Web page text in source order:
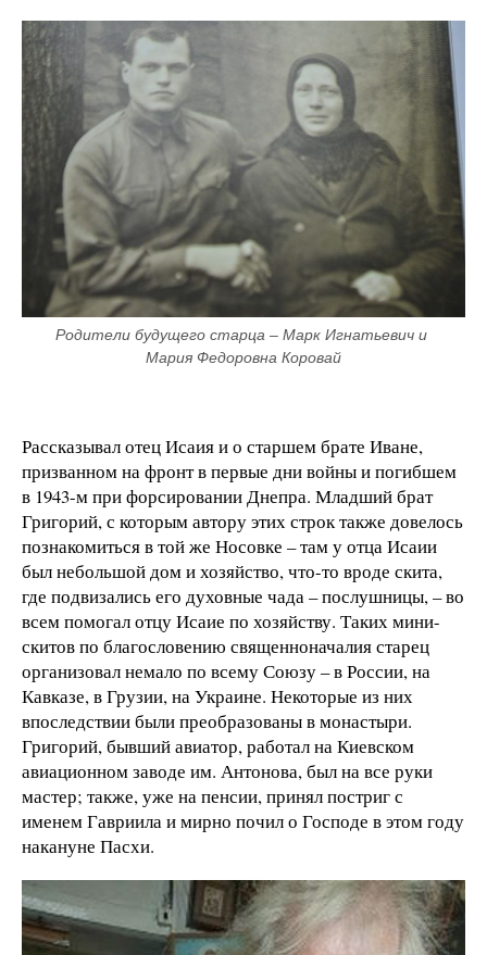
Родители будущего старца – Марк Игнатьевич и
Мария Федоровна Коровай
Рассказывал отец Исаия и о старшем брате Иване,
призванном на фронт в первые дни войны и погибшем
в 1943-м при форсировании Днепра. Младший брат
Григорий, с которым автору этих строк также довелось
познакомиться в той же Носовке – там у отца Исаии
был небольшой дом и хозяйство, что-то вроде скита,
где подвизались его духовные чада – послушницы, – во
всем помогал отцу Исаие по хозяйству. Таких мини-
скитов по благословению священноначалия старец
организовал немало по всему Союзу – в России, на
Кавказе, в Грузии, на Украине. Некоторые из них
впоследствии были преобразованы в монастыри.
Григорий, бывший авиатор, работал на Киевском
авиационном заводе им. Антонова, был на все руки
мастер; также, уже на пенсии, принял постриг с
именем Гавриила и мирно почил о Господе в этом году
накануне Пасхи.